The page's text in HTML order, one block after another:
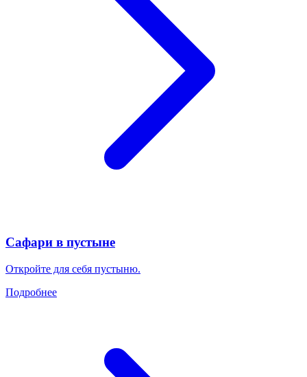
Сафари в пустыне
Откройте для себя пустыню.
Подробнее